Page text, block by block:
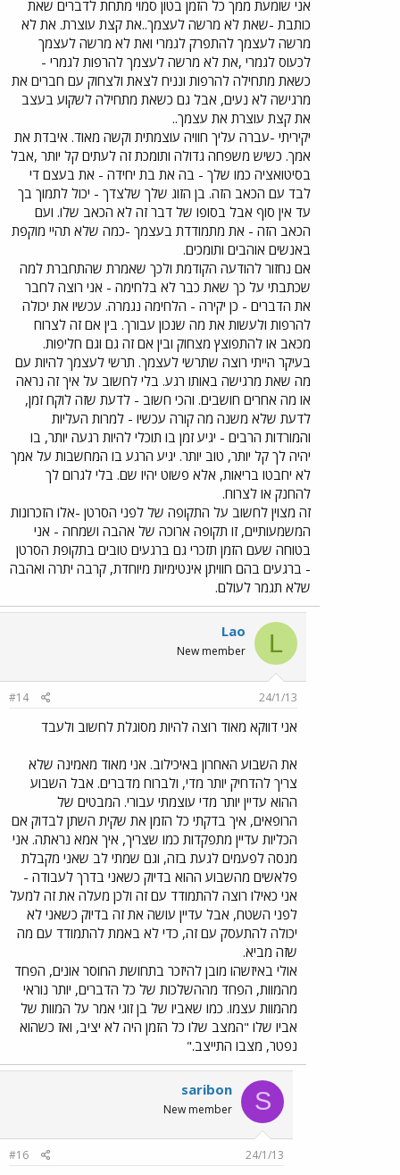
אני שומעת ממך כל הזמן בטון סמוי מתחת לדברים שאת
כותבת -שאת לא מרשה לעצמך..את קצת עוצרת. את לא
מרשה לעצמך להתפרק לגמרי ואת לא מרשה לעצמך
לכעוס לגמרי ,את לא מרשה לעצמך להרפות לגמרי -
כשאת מתחילה להרפות ונניח לצאת ולצחוק עם חברים את
מרגישה לא נעים, אבל גם כשאת מתחילה לשקוע בעצב
את קצת עוצרת את עצמך..
יקיריתי -עברה עליך חוויה עוצמתית וקשה מאוד. איבדת את
אמך. כשיש משפחה גדולה ותומכת זה לעתים קל יותר ,אבל
בסיטואציה כמו שלך - בה את בת יחידה - את בעצם די
לבד עם הכאב הזה. בן הזוג שלך שלצדך - יכול לתמוך בך
עד אין סוף אבל בסופו של דבר זה לא הכאב שלו. ועם
הכאב הזה - את מתמודדת בעצמך -כמה שלא תהיי מוקפת
באנשים אוהבים ותומכים.
אם נחזור להודעה הקודמת ולכך שאמרת שהתחברת למה
שכתבתי על כך שאת כבר לא בלחימה - אני רוצה לחבר
את הדברים - כן יקירה - הלחימה נגמרה. עכשיו את יכולה
להרפות ולעשות את מה שנכון עבורך. בין אם זה לצרוח
מכאב או להתפוצץ מצחוק ובין אם זה גם וגם חליפות.
בעיקר הייתי רוצה שתרשי לעצמך. תרשי לעצמך להיות עם
מה שאת מרגישה באותו רגע. בלי לחשוב על איך זה נראה
או מה אחרים חושבים. והכי חשוב - לדעת שזה לוקח זמן,
לדעת שלא משנה מה קורה עכשיו - למרות העליות
והמורדות הרבים - יגיע זמן בו תוכלי להיות רגעה יותר, בו
יהיה לך קל יותר, טוב יותר. יגיע הרגע בו המחשבות על אמך
לא יחבטו בריאות, אלא פשוט יהיו שם. בלי לגרום לך
להחנק או לצרוח.
זה מצוין לחשוב על התקופה של לפני הסרטן -אלו הזכרונות
המשמעותיים, זו תקופה ארוכה של אהבה ושמחה - אני
בטוחה שעם הזמן תזכרי גם ברגעים טובים בתקופת הסרטן
- ברגעים בהם חוויתן אינטימיות מיוחדת, קרבה יתרה ואהבה
שלא תגמר לעולם.
L
Lao
New member
24/1/13
#14
אני דווקא מאוד רוצה להיות מסוגלת לחשוב ולעבד
את השבוע האחרון באיכילוב. אני מאוד מאמינה שלא
צריך להדחיק יותר מדי, ולברוח מדברים. אבל השבוע
ההוא עדיין יותר מדי עוצמתי עבורי. המבטים של
הרופאים, איך בדקתי כל הזמן את שקית השתן לבדוק אם
הכליות עדיין מתפקדות כמו שצריך, איך אמא נראתה. אני
מנסה לפעמים לגעת בזה, וגם שמתי לב שאני מקבלת
פלאשים מהשבוע ההוא בדיוק כשאני בדרך לעבודה -
אני כאילו רוצה להתמודד עם זה ולכן מעלה את זה למעל
לפני השטח, אבל עדיין עושה את זה בדיוק כשאני לא
יכולה להתעסק עם זה, כדי לא באמת להתמודד עם מה
שזה מביא.
אולי באיזשהו מובן להיזכר בתחושת החוסר אונים, הפחד
מהמוות, הפחד מההשלכות של כל הדברים, יותר נוראי
מהמוות עצמו. כמו שאביו של בן זוגי אמר על המוות של
אביו שלו "המצב שלו כל הזמן היה לא יציב, ואז כשהוא
נפטר, מצבו התייצב."
S
saribon
New member
24/1/13
#16